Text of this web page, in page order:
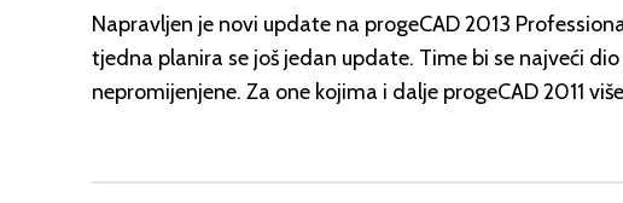
Napravljen je novi update na progeCAD 2013
tjedna planira se još jedan update. Time bi se najveći
nepromijenjene. Za one kojima i dalje progeCAD 2011